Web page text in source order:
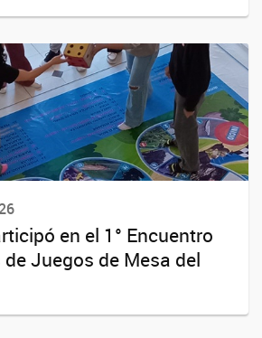
en el 1° Encuentro
de Juegos de Mesa del